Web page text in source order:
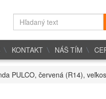
KONTAKT NÁŠ TÍM
PULCO, červená (R14),